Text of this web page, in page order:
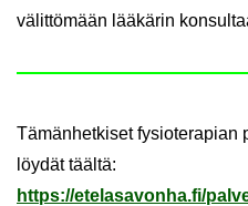
vä­lit­tö­mään lää­kä­rin
Tä­män­het­ki­set fy­sio­te­ra­pian
löy­dät tääl­tä:
https://ete­la­sa­von­ha.fi/